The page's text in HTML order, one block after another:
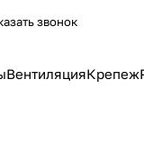
звонок
ВентиляцияКрепеж